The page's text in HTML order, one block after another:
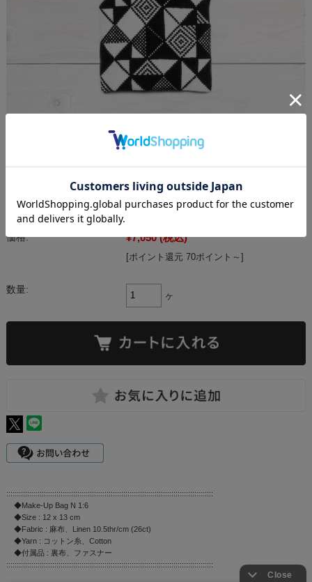
〔Crafts24〕 クロスステッチキット C-N1-6
価格: ¥7,050 (税込)
[ポイント還元 70ポイント～]
数量:
ヶ
:::::::::::::::::::::::::::::::::::::::::::::::::::::::::::::::::::::::::::::::::::::::::::::::::::
◆Make-Up Bag N 1:6
◆Size : 12 x 13 cm
◆Fabric : 麻布、Linen 10.5thr/cm (26ct)
◆Yarn : コットン糸、Cotton
◆付属品 : 裏布、ファスナー
:::::::::::::::::::::::::::::::::::::::::::::::::::::::::::::::::::::::::::::::::::::::::::::::::::